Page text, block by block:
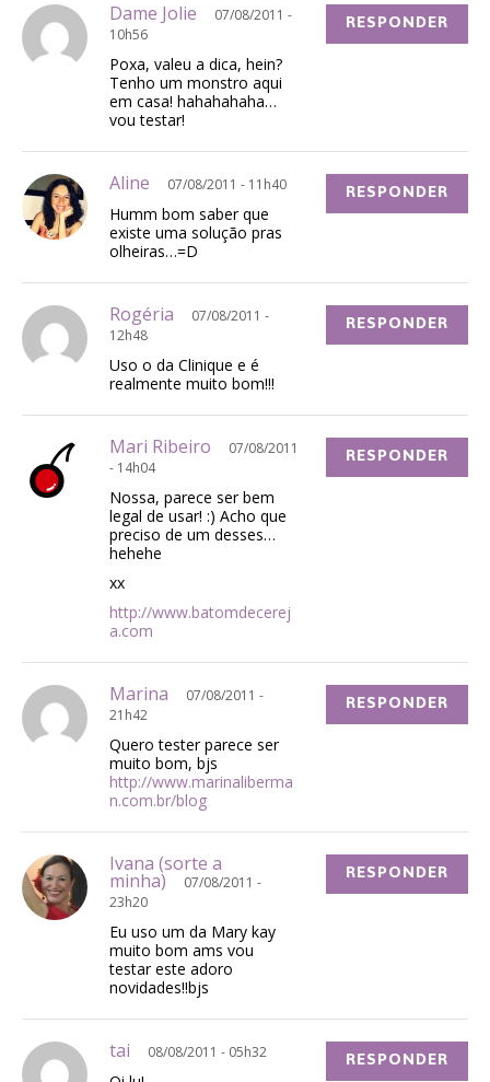
Dame Jolie
07/08/2011 -
10h56
Poxa, valeu a dica, hein?
Tenho um monstro aqui
em casa! hahahahaha…
vou testar!
RESPONDER
Aline 07/08/2011 - 11h40
Humm bom saber que
existe uma solução pras
olheiras…=D
RESPONDER
Rogéria
07/08/2011 -
12h48
Uso o da Clinique e é
realmente muito bom!!!
RESPONDER
Mari Ribeiro
07/08/2011
- 14h04
Nossa, parece ser bem
legal de usar! :) Acho que
preciso de um desses…
hehehe
xx
http://www.batomdecerej
a.com
RESPONDER
Marina
07/08/2011 -
21h42
Quero tester parece ser
muito bom, bjs
http://www.marinaliberma
n.com.br/blog
RESPONDER
Ivana (sorte a
minha)
07/08/2011 -
23h20
Eu uso um da Mary kay
muito bom ams vou
testar este adoro
novidades!!bjs
RESPONDER
tai 08/08/2011 - 05h32 RESPONDER